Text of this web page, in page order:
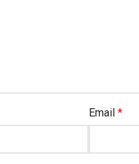
Email*